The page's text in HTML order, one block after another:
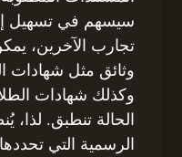
سيسهم في تسهيل
تجارب الآخرين،
وثائق مثل شهادات
وكذلك شهادات
الحالة تنطبق. لذا،
الرسمية التي